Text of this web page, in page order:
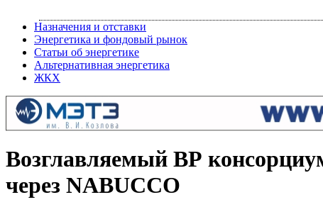
Назначения и отставки
Энергетика и фондовый рынок
Статьи об энергетике
Альтернативная энергетика
ЖКХ
Возглавляемый ВР
через NABUCCO